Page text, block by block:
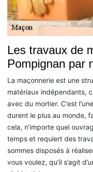
Les travaux de
Pompignan par
La maçonnerie est une
matériaux indépendants,
avec du mortier. C'est
durent le plus au monde,
cela, n’importe quel
temps et requiert des
sommes disposés à
vous voulez, qu’il s’agit